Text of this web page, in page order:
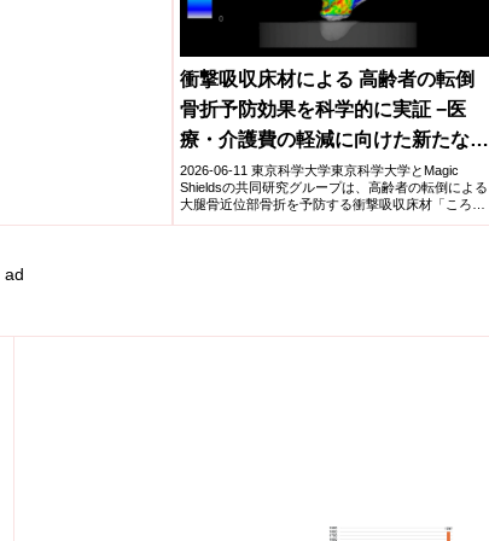
衝撃吸収床材による ⾼齢者の転倒
⾻折予防効果を科学的に実証 −医
療・介護費の軽減に向けた新たな評
価基盤を構築−
2026-06-11 東京科学大学東京科学大学とMagic
Shieldsの共同研究グループは、高齢者の転倒による
大腿骨近位部骨折を予防する衝撃吸収床材「ころ
ad